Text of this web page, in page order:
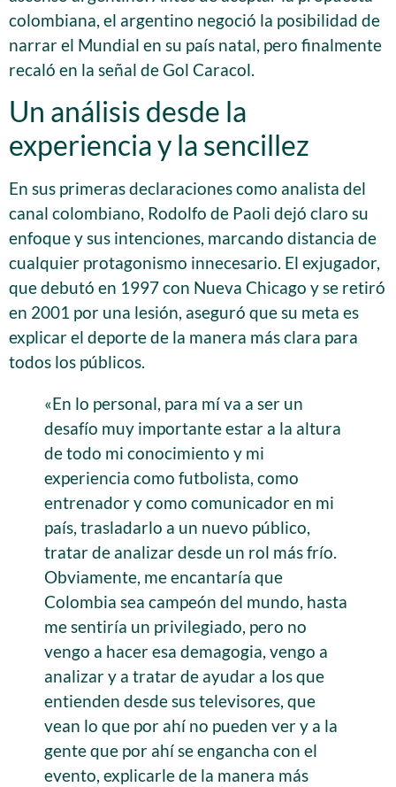
colombiana, el argentino negoció la posibilidad de
narrar el Mundial en su país natal, pero finalmente
recaló en la señal de Gol Caracol.
Un análisis desde la
experiencia y la sencillez
En sus primeras declaraciones como analista del
canal colombiano, Rodolfo de Paoli dejó claro su
enfoque y sus intenciones, marcando distancia de
cualquier protagonismo innecesario. El exjugador,
que debutó en 1997 con Nueva Chicago y se retiró
en 2001 por una lesión, aseguró que su meta es
explicar el deporte de la manera más clara para
todos los públicos.
«En lo personal, para mí va a ser un
desafío muy importante estar a la altura
de todo mi conocimiento y mi
experiencia como futbolista, como
entrenador y como comunicador en mi
país, trasladarlo a un nuevo público,
tratar de analizar desde un rol más frío.
Obviamente, me encantaría que
Colombia sea campeón del mundo, hasta
me sentiría un privilegiado, pero no
vengo a hacer esa demagogia, vengo a
analizar y a tratar de ayudar a los que
entienden desde sus televisores, que
vean lo que por ahí no pueden ver y a la
gente que por ahí se engancha con el
evento, explicarle de la manera más